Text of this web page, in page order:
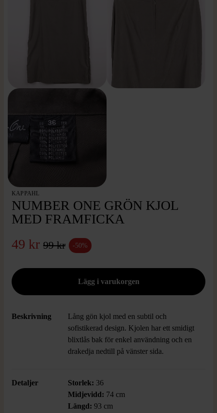
KAPPAHL
NUMBER ONE GRÖN KJOL
MED FRAMFICKA
49 kr 99 kr -50%
Beskrivning
Lång gön kjol med en subtil och
sofistikerad design. Kjolen har ett smidigt
blixtlås bak för enkel användning och en
drakedja nedtill på vänster sida.
Detaljer Storlek: 36
Midjevidd: 74 cm
Längd: 93 cm